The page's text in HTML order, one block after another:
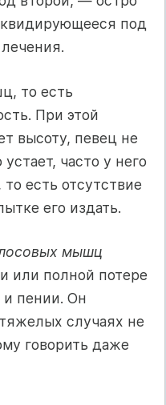
под
то есть
При этой
высоту, певец не
часто у него
есть отсутствие
его издать.
мышц
или полной потере
и пении. Он
случаях не
говорить даже